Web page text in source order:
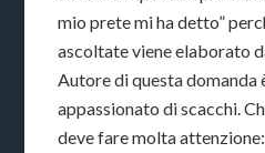
mio prete mi ha detto”
ascoltate viene elaborato
Autore di questa domanda
appassionato di scacchi.
deve fare molta